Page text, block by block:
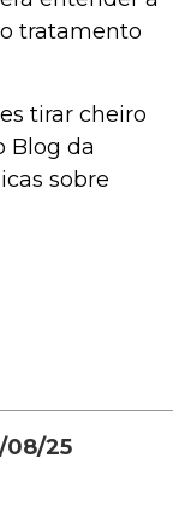
tratamento
tirar cheiro
Blog da
sobre
08/25